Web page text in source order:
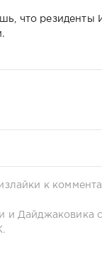
что резиденты
к
и Дайджаковика